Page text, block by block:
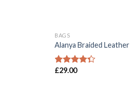
BAGS
Alanya Braided Leather
Waardering
£29.00